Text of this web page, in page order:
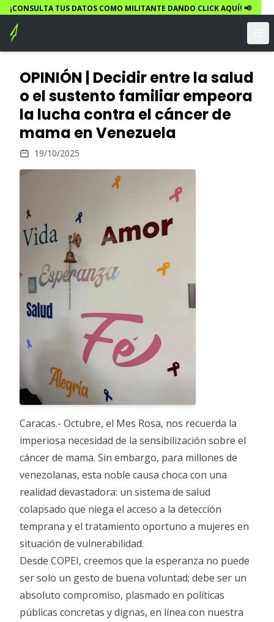
¡CONSULTA TUS DATOS COMO MILITANTE DANDO CLICK AQUÍ! 📢
OPINIÓN | Decidir entre la salud
o el sustento familiar empeora
la lucha contra el cáncer de
mama en Venezuela
19/10/2025
Caracas.- Octubre, el Mes Rosa, nos recuerda la
imperiosa necesidad de la sensibilización sobre el
cáncer de mama. Sin embargo, para millones de
venezolanas, esta noble causa choca con una
realidad devastadora: un sistema de salud
colapsado que niega el acceso a la detección
temprana y el tratamiento oportuno a mujeres en
situación de vulnerabilidad.
Desde COPEI, creemos que la esperanza no puede
ser solo un gesto de buena voluntad; debe ser un
absoluto compromiso, plasmado en políticas
públicas concretas y dignas, en línea con nuestra